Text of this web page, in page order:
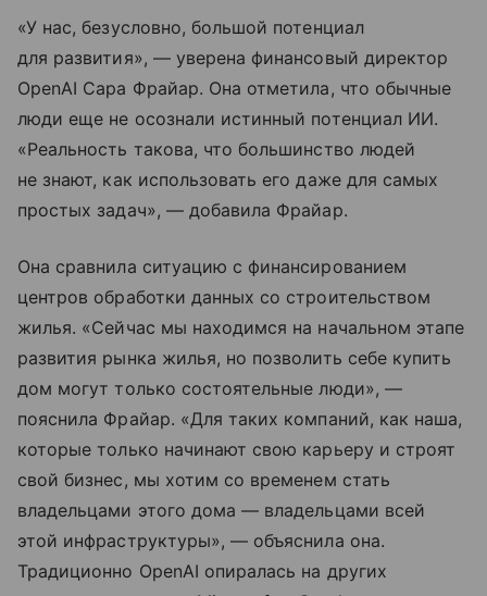
«У нас, безусловно, большой потенциал
для развития», — уверена финансовый директор
OpenAI Сара Фрайар. Она отметила, что обычные
люди еще не осознали истинный потенциал ИИ.
«Реальность такова, что большинство людей
не знают, как использовать его даже для самых
простых задач», — добавила Фрайар.
Она сравнила ситуацию с финансированием
центров обработки данных со строительством
жилья. «Сейчас мы находимся на начальном этапе
развития рынка жилья, но позволить себе купить
дом могут только состоятельные люди», —
пояснила Фрайар. «Для таких компаний, как наша,
которые только начинают свою карьеру и строят
свой бизнес, мы хотим со временем стать
владельцами этого дома — владельцами всей
этой инфраструктуры», — объяснила она.
Традиционно OpenAI опиралась на других